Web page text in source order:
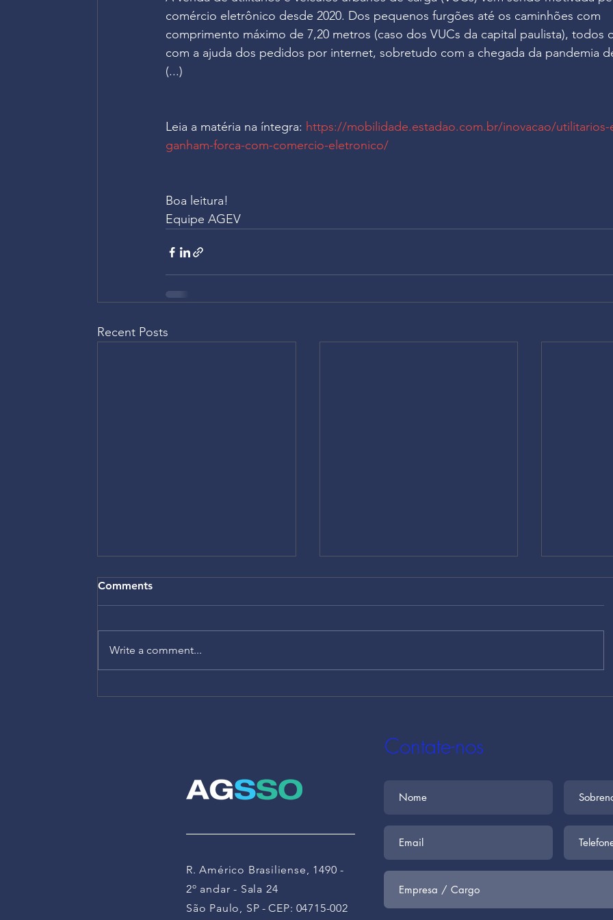
comércio eletrônico desde 2020. Dos pequenos furgões até os caminhões com
comprimento máximo de 7,20 metros (caso dos VUCs da capital paulista), todos
com a ajuda dos pedidos por internet, sobretudo com a chegada da pandemia
(...)
Leia a matéria na íntegra: https://mobilidade.estadao.com.br/inovacao/utilitarios-
ganham-forca-com-comercio-eletronico/
Boa leitura!
Equipe AGEV
Recent Posts
Comments
Write a comment...
Contate-nos
R. Américo Brasiliense, 1490 -
2º andar - Sala 24
São Paulo, SP -CEP: 04715-002